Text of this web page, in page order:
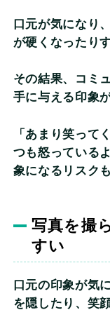
口元が気になり
が硬くなったり
その結果、コミ
手に与える印象
「あまり笑って
つも怒っている
象になるリスク
写真を撮
すい
口元の印象が気
を隠したり、笑